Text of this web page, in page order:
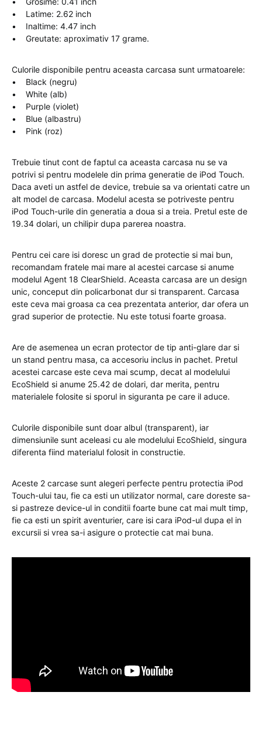
• Latime: 2.62 inch
• Inaltime: 4.47 inch
• Greutate: aproximativ 17 grame.
Culorile disponibile pentru aceasta carcasa sunt urmatoarele:
• Black (negru)
• White (alb)
• Purple (violet)
• Blue (albastru)
• Pink (roz)
Trebuie tinut cont de faptul ca aceasta carcasa nu se va
potrivi si pentru modelele din prima generatie de iPod Touch.
Daca aveti un astfel de device, trebuie sa va orientati catre un
alt model de carcasa. Modelul acesta se potriveste pentru
iPod Touch-urile din generatia a doua si a treia. Pretul este de
19.34 dolari, un chilipir dupa parerea noastra.
Pentru cei care isi doresc un grad de protectie si mai bun,
recomandam fratele mai mare al acestei carcase si anume
modelul Agent 18 ClearShield. Aceasta carcasa are un design
unic, conceput din policarbonat dur si transparent. Carcasa
este ceva mai groasa ca cea prezentata anterior, dar ofera un
grad superior de protectie. Nu este totusi foarte groasa.
Are de asemenea un ecran protector de tip anti-glare dar si
un stand pentru masa, ca accesoriu inclus in pachet. Pretul
acestei carcase este ceva mai scump, decat al modelului
EcoShield si anume 25.42 de dolari, dar merita, pentru
materialele folosite si sporul in siguranta pe care il aduce.
Culorile disponibile sunt doar albul (transparent), iar
dimensiunile sunt aceleasi cu ale modelului EcoShield, singura
diferenta fiind materialul folosit in constructie.
Aceste 2 carcase sunt alegeri perfecte pentru protectia iPod
Touch-ului tau, fie ca esti un utilizator normal, care doreste sa-
si pastreze device-ul in conditii foarte bune cat mai mult timp,
fie ca esti un spirit aventurier, care isi cara iPod-ul dupa el in
excursii si vrea sa-i asigure o protectie cat mai buna.